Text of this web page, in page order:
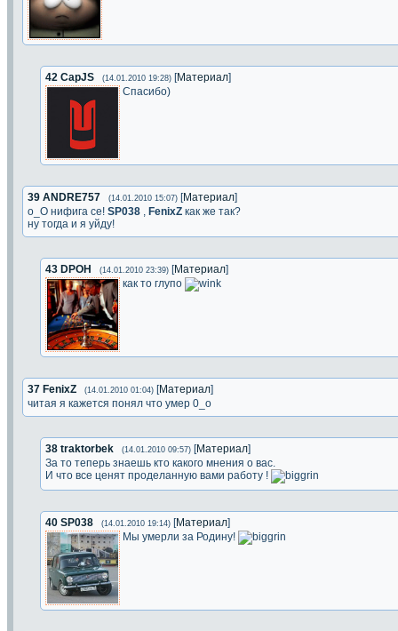
42 CapJS (14.01.2010 19:28) [Материал]
Спасибо)
39 ANDRE757 (14.01.2010 15:07) [Материал]
о_О нифига се! SP038 , FenixZ как же так?
ну тогда и я уйду!
43 DPOH (14.01.2010 23:39) [Материал]
как то глупо
37 FenixZ (14.01.2010 01:04) [Материал]
читая я кажется понял что умер 0_o
38 traktorbek (14.01.2010 09:57) [Материал]
За то теперь знаешь кто какого мнения о вас.
И что все ценят проделанную вами работу !
40 SP038 (14.01.2010 19:14) [Материал]
Мы умерли за Родину!